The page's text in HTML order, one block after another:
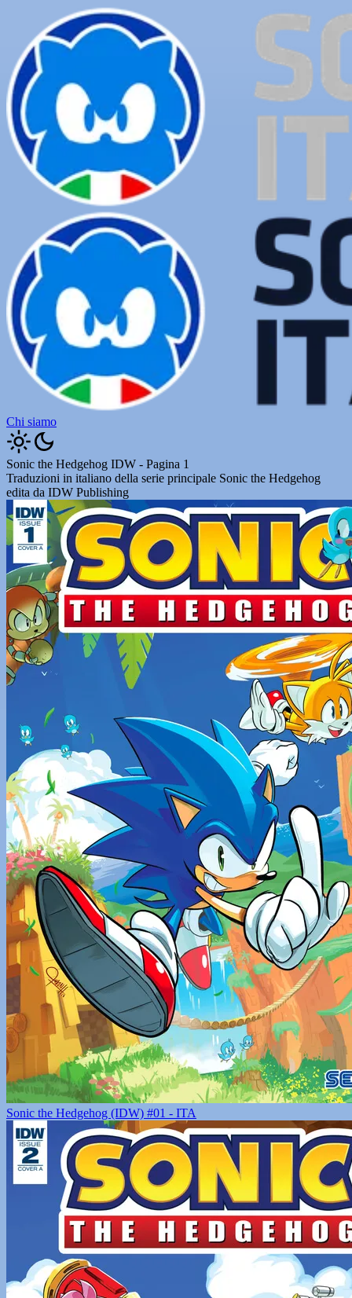
Chi siamo
Sonic the Hedgehog IDW - Pagina 1
Traduzioni in italiano della serie principale Sonic the Hedgehog
edita da IDW Publishing
Sonic the Hedgehog (IDW) #01 - ITA